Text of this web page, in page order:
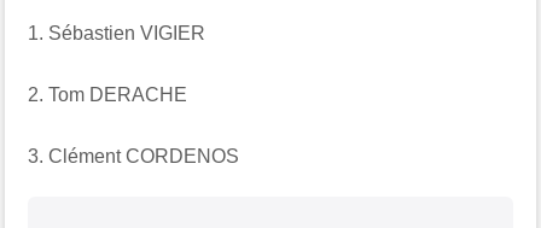
1. Sébastien VIGIER
2. Tom DERACHE
3. Clément CORDENOS